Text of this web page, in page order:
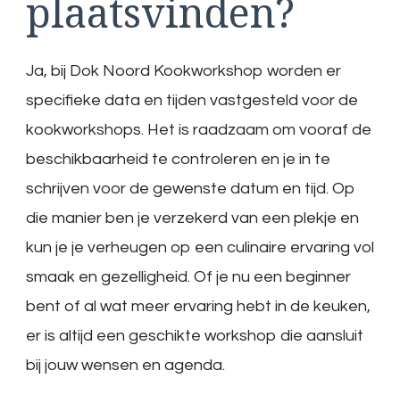
plaatsvinden?
Ja, bij Dok Noord Kookworkshop worden er
specifieke data en tijden vastgesteld voor de
kookworkshops. Het is raadzaam om vooraf de
beschikbaarheid te controleren en je in te
schrijven voor de gewenste datum en tijd. Op
die manier ben je verzekerd van een plekje en
kun je je verheugen op een culinaire ervaring vol
smaak en gezelligheid. Of je nu een beginner
bent of al wat meer ervaring hebt in de keuken,
er is altijd een geschikte workshop die aansluit
bij jouw wensen en agenda.